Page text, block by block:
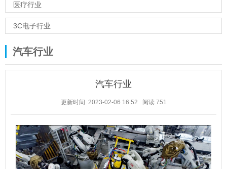
医疗行业
3C电子行业
汽车行业
汽车行业
更新时间 2023-02-06 16:52 阅读 751